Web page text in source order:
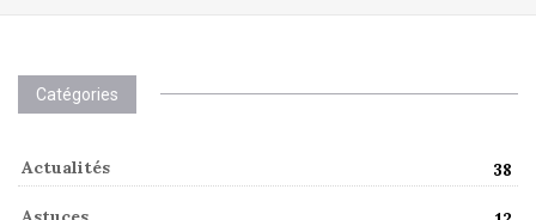
Catégories
Actualités 38